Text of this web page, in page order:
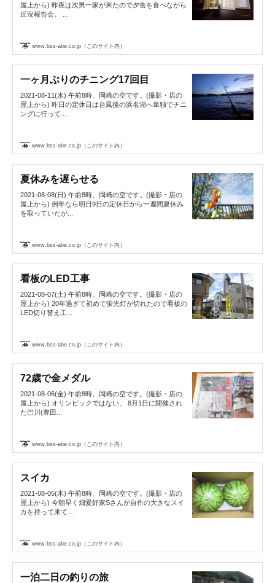
屋上から) 昨夜は次男一家が来たので夕食を食べながら
近況報告会。 ...
www.bss-abe.co.jp（このサイト内）
一ヶ月ぶりのチニング17回目
2021-08-11(水) 午前8時、岡崎の空です。(撮影・店の
屋上から) 昨日の定休日は台風後の浜名湖へ単独でチニ
ングに行って...
www.bss-abe.co.jp（このサイト内）
夏休みを遅らせる
2021-08-08(日) 午前8時、岡崎の空です。(撮影・店の
屋上から) 例年なら明日9日の定休日から一週間夏休み
を取っていたが...
www.bss-abe.co.jp（このサイト内）
看板のLED工事
2021-08-07(土) 午前8時、岡崎の空です。(撮影・店の
屋上から) 20年過ぎて初めて蛍光灯が切れたので看板の
LED切り替え工...
www.bss-abe.co.jp（このサイト内）
72歳で金メダル
2021-08-06(金) 午前8時、岡崎の空です。(撮影・店の
屋上から) オリンピックではない。 8月1日に開催され
た巴川(豊田...
www.bss-abe.co.jp（このサイト内）
スイカ
2021-08-05(木) 午前8時、岡崎の空です。(撮影・店の
屋上から) 今朝早く畑愛好家Sさんが自作の大きなスイ
カを持って来て...
www.bss-abe.co.jp（このサイト内）
一泊二日の釣りの旅